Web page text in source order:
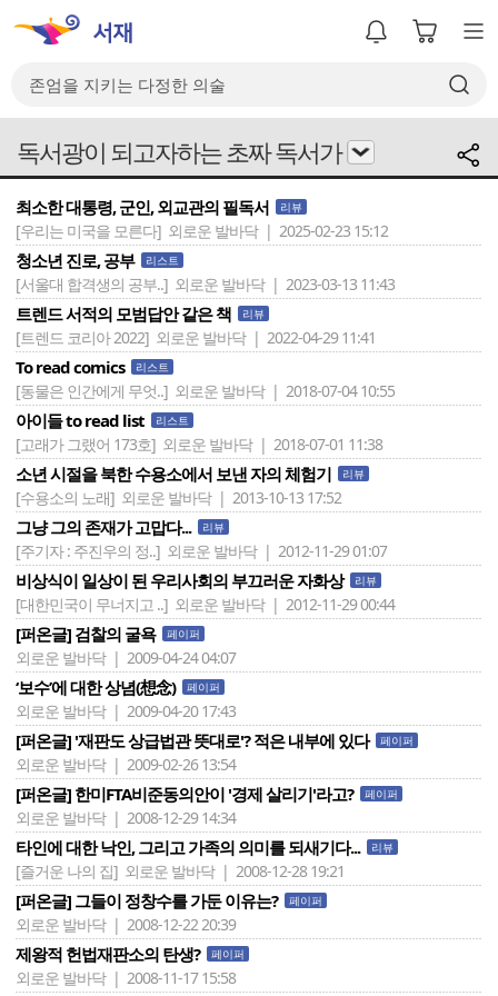
독서광이 되고자하는 초짜 독서가
최소한 대통령, 군인, 외교관의 필독서 리뷰
[우리는 미국을 모른다] 외로운 발바닥 | 2025-02-23 15:12
청소년 진로, 공부 리스트
[서울대 합격생의 공부..] 외로운 발바닥 | 2023-03-13 11:43
트렌드 서적의 모범답안 같은 책 리뷰
[트렌드 코리아 2022] 외로운 발바닥 | 2022-04-29 11:41
To read comics 리스트
[동물은 인간에게 무엇..] 외로운 발바닥 | 2018-07-04 10:55
아이들 to read list 리스트
[고래가 그랬어 173호] 외로운 발바닥 | 2018-07-01 11:38
소년 시절을 북한 수용소에서 보낸 자의 체험기 리뷰
[수용소의 노래] 외로운 발바닥 | 2013-10-13 17:52
그냥 그의 존재가 고맙다... 리뷰
[주기자 : 주진우의 정..] 외로운 발바닥 | 2012-11-29 01:07
비상식이 일상이 된 우리사회의 부끄러운 자화상 리뷰
[대한민국이 무너지고 ..] 외로운 발바닥 | 2012-11-29 00:44
[퍼온글] 검찰의 굴욕 페이퍼
외로운 발바닥 | 2009-04-24 04:07
‘보수’에 대한 상념(想念) 페이퍼
외로운 발바닥 | 2009-04-20 17:43
[퍼온글] '재판도 상급법관 뜻대로'? 적은 내부에 있다 페이퍼
외로운 발바닥 | 2009-02-26 13:54
[퍼온글] 한미FTA비준동의안이 '경제 살리기'라고? 페이퍼
외로운 발바닥 | 2008-12-29 14:34
타인에 대한 낙인, 그리고 가족의 의미를 되새기다... 리뷰
[즐거운 나의 집] 외로운 발바닥 | 2008-12-28 19:21
[퍼온글] 그들이 정창수를 가둔 이유는? 페이퍼
외로운 발바닥 | 2008-12-22 20:39
제왕적 헌법재판소의 탄생? 페이퍼
외로운 발바닥 | 2008-11-17 15:58